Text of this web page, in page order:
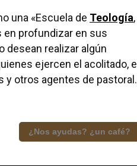
una «Escuela de Teología,
profundizar en sus
desean realizar algún
ejercen el acolitado, el
y otros agentes de pastoral.
¿Nos ayudas? ¿un café?